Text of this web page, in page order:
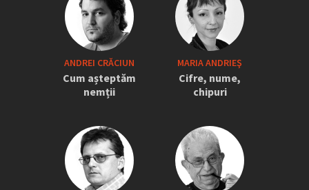
„Iordănescu a tras sforile să revină la
națională” » Pițurcă face dezvăluiri
tari: „Dacă știam că vine el...” +
Scena din avion: „Era transfigurat”
ANDREI CRĂCIUN
Cum așteptăm
nemții
MARIA ANDRIEŞ
Cifre, nume,
chipuri